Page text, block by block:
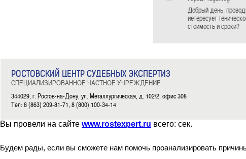
Добрый день,
иетересует
стоимость и сроки?
РОСТОВСКИЙ ЦЕНТР СУДЕБНЫХ ЭКСПЕРТИЗ
СПЕЦИАЛИЗИРОВАННОЕ ЧАСТНОЕ УЧРЕЖДЕНИЕ
344029, г. Ростов-на-Дону, ул. Металлургическая, д. 102/2, офис 308
Тел: 8 (863) 209-81-71, 8 (800) 100-34-14
Вы провели на сайте www.rostexpert.ru всего: сек.
Будем рады, если вы сможете нам помочь проанализировать